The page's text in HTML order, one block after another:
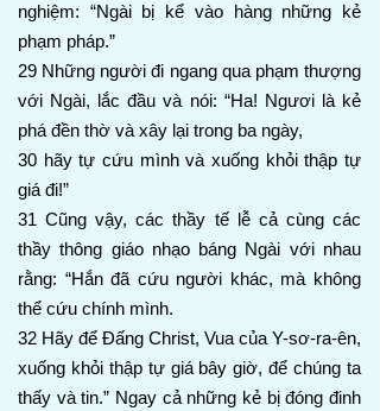
nghiệm: “Ngài bị kể vào hàng những kẻ
phạm pháp.”
29 Những người đi ngang qua phạm thượng
với Ngài, lắc đầu và nói: “Ha! Ngươi là kẻ
phá đền thờ và xây lại trong ba ngày,
30 hãy tự cứu mình và xuống khỏi thập tự
giá đi!”
31 Cũng vậy, các thầy tế lễ cả cùng các
thầy thông giáo nhạo báng Ngài với nhau
rằng: “Hắn đã cứu người khác, mà không
thể cứu chính mình.
32 Hãy để Đấng Christ, Vua của Y-sơ-ra-ên,
xuống khỏi thập tự giá bây giờ, để chúng ta
thấy và tin.” Ngay cả những kẻ bị đóng đinh